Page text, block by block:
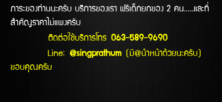
ภาระของท่านนะครับ บริการของเรา ฟรีเด็กยกของ 2 คน.....และที่
สำคัญราคาไม่แพงครับ
ติดต่อใช้บริการโทร 063-589-9690
Line: @singprathum (มี@นำหน้าด้วยนะครับ)
ขอบคุณครับ